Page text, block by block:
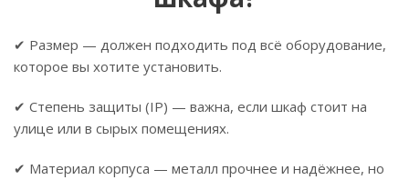
✔ Размер — должен подходить под всё оборудование,
которое вы хотите установить.
✔ Степень защиты (IP) — важна, если шкаф стоит на
улице или в сырых помещениях.
✔ Материал корпуса — металл прочнее и надёжнее, но